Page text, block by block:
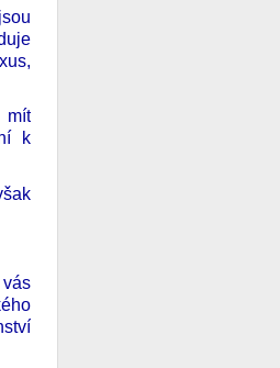
mít
k